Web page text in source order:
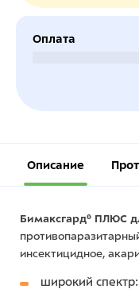
Оплата
Описание
Бимаксгард® ПЛЮС
инсектицидное,
широкий